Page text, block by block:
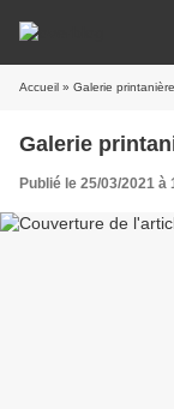
Accueil » Galerie
Galerie
Publié le 25/03/2021 à